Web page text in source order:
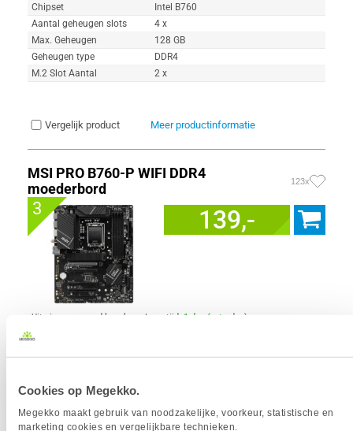
Cookies op Megekko.
Megekko maakt gebruik van noodzakelijke, voorkeur, statistische en
marketing cookies en vergelijkbare technieken.
Chipset
Intel B760
Aantal geheugen slots
4 x
Max. Geheugen
128 GB
Geheugen type
DDR4
M.2 Slot Aantal
2 x
Vergelijk product Meer productinformatie
MSI PRO B760-P WIFI DDR4
moederbord
123x
3 139,-
Uit eigen voorraad leverbaar. Levertijd: 1 dag (zaterdag)
Merk
Chipset
Max. Geheugen